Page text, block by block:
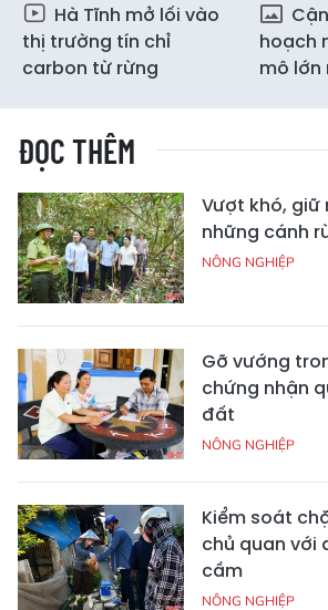
Hà Tĩnh mở lối vào
thị trường tín chỉ
carbon từ rừng
hoạch
mô lớn
ĐỌC THÊM
Vượt khó, giữ
những cánh
NÔNG NGHIỆP
Gỡ vướng
chứng nhận
đất
NÔNG NGHIỆP
Kiểm soát
chủ quan với
cầm
NÔNG NGHIỆP